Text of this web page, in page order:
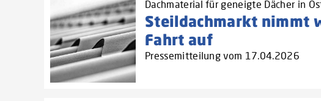
Dachmaterial für geneigte Dächer in
Steildachmarkt nimmt
Fahrt auf
Pressemitteilung vom 17.04.2026